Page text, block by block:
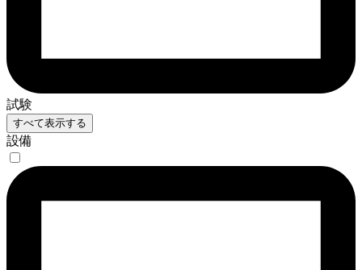
試験
すべて表示する
設備